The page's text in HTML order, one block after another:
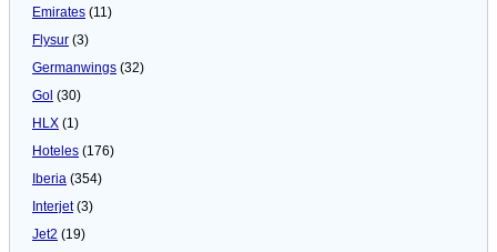
Emirates (11)
Flysur (3)
Germanwings (32)
Gol (30)
HLX (1)
Hoteles (176)
Iberia (354)
Interjet(3)
Jet2 (19)